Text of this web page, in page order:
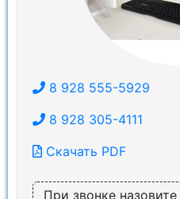
8 928 555-5929
8 928 305-4111
Скачать PDF
При звонке назовите